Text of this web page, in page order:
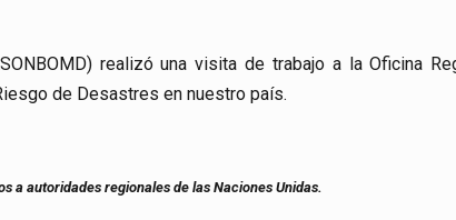
realizó una visita de trabajo a la Oficina
de Desastres en nuestro país.
a autoridades regionales de las Naciones Unidas.